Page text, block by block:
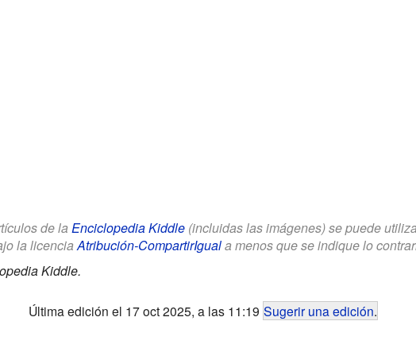
de la Enciclopedia Kiddle(incluidas las imágenes) se puede
la licenciaAtribución-CompartirIguala menos que se indique lo
Kiddle.
Última edición el 17 oct 2025, a las 11:19 Sugerir una edición.